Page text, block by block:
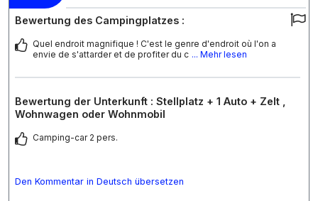
Bewertung des Campingplatzes :
Quel endroit magnifique ! C'est le genre d'endroit où l'on a
envie de s'attarder et de profiter du c ... Mehr lesen
Bewertung der Unterkunft : Stellplatz + 1 Auto + Zelt ,
Wohnwagen oder Wohnmobil
Camping-car 2 pers.
Den Kommentar in Deutsch übersetzen